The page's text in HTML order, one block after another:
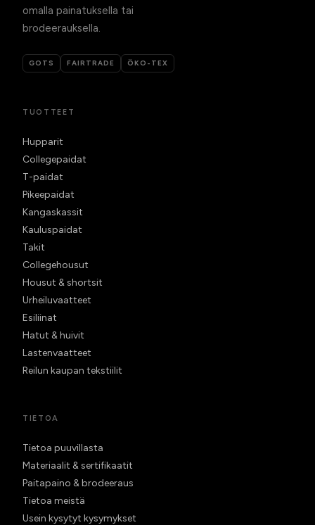
omalla painatuksella tai
brodeerauksella.
GOTS FAIRTRADE ÖKO-TEX
TUOTTEET
Hupparit
Collegepaidat
T-paidat
Pikeepaidat
Kangaskassit
Kauluspaidat
Takit
Collegehousut
Housut & shortsit
Urheiluvaatteet
Esiliinat
Hatut & huivit
Lastenvaatteet
Reilun kaupan tekstiilit
TIETOA
Tietoa puuvillasta
Materiaalit & sertifikaatit
Paitapaino & brodeeraus
Tietoa meistä
Usein kysytyt kysymykset